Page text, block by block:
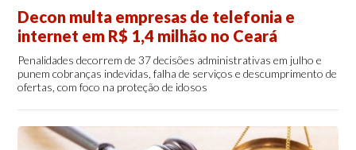
Decon multa empresas de telefonia e
internet em R$ 1,4 milhão no Ceará
Penalidades decorrem de 37 decisões administrativas em julho e
punem cobranças indevidas, falha de serviços e descumprimento de
ofertas, com foco na proteção de idosos